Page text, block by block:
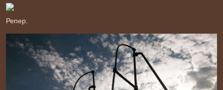
Репер.